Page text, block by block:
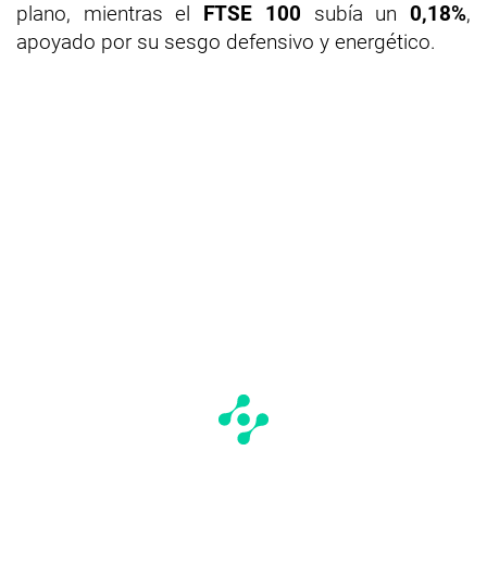
plano, mientras el FTSE 100 subía un0,18%,
apoyado por su sesgo defensivo y energético.